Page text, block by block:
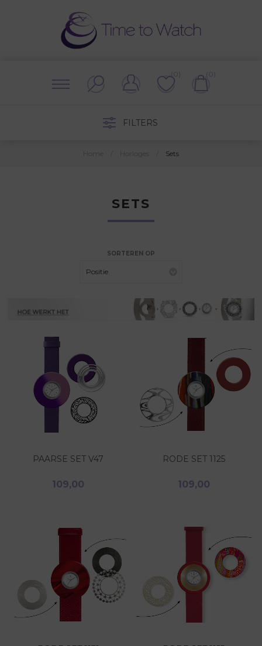
(0) (0)
FILTERS
Sets
SETS
SORTEREN OP
Positie
PAARSE SET V47
109,00
RODE SET 1125
109,00